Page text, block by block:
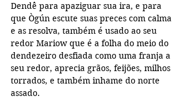
Dendê para apaziguar sua ira, e para
que Ògún escute suas preces com calma
e as resolva, também é usado ao seu
redor Mariow que é a folha do meio do
dendezeiro desfiada como uma franja a
seu redor, aprecia grãos, feijões, milhos
torrados, e também inhame do norte
assado.